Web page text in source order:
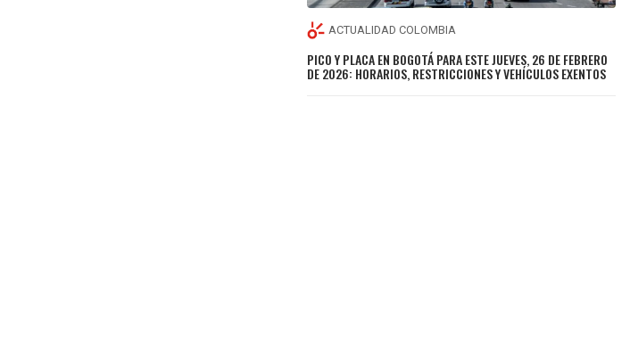
ACTUALIDAD COLOMBIA
PICO Y PLACA EN BOGOTÁ PARA ESTE JUEVES, 26 DE FEBRERO
DE 2026: HORARIOS, RESTRICCIONES Y VEHÍCULOS EXENTOS